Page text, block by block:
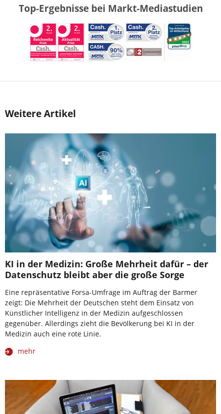
Top-Ergebnisse bei Markt-Mediastudien
Weitere Artikel
KI in der Medizin: Große Mehrheit dafür – der
Datenschutz bleibt aber die große Sorge
Eine repräsentative Forsa-Umfrage im Auftrag der Barmer
zeigt: Die Mehrheit der Deutschen steht dem Einsatz von
Künstlicher Intelligenz in der Medizin aufgeschlossen
gegenüber. Allerdings zieht die Bevölkerung bei KI in der
Medizin auch eine rote Linie.
mehr